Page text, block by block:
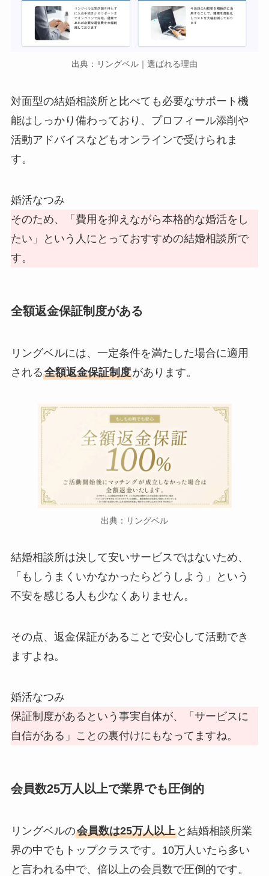
出典：リングベル｜選ばれる理由
対面型の結婚相談所と比べても必要なサポート機
能はしっかり備わっており、プロフィール添削や
活動アドバイスなどもオンラインで受けられま
す。
婚活なつみ
そのため、「費用を抑えながら本格的な婚活をし
たい」という人にとっておすすめの結婚相談所で
す。
全額返金保証制度がある
リングベルには、一定条件を満たした場合に適用
される全額返金保証制度があります。
出典：リングベル
結婚相談所は決して安いサービスではないため、
「もしうまくいかなかったらどうしよう」という
不安を感じる人も少なくありません。
その点、返金保証があることで安心して活動でき
ますよね。
婚活なつみ
保証制度があるという事実自体が、「サービスに
自信がある」ことの裏付けにもなってますね。
会員数25万人以上で業界でも圧倒的
リングベルの会員数は25万人以上と結婚相談所業
界の中でもトップクラスです。10万人いたら多い
と言われる中で、倍以上の会員数で圧倒的です。